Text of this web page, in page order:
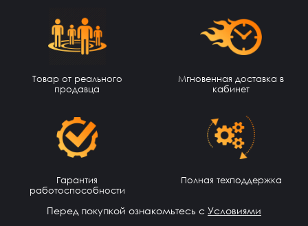
Товар от реального
продавца
Мгновенная доставка в
кабинет
Гарантия
работоспособности
Полная техподдержка
Перед покупкой ознакомьтесь с Условиями
топппппп!
13 часов назад
Купил